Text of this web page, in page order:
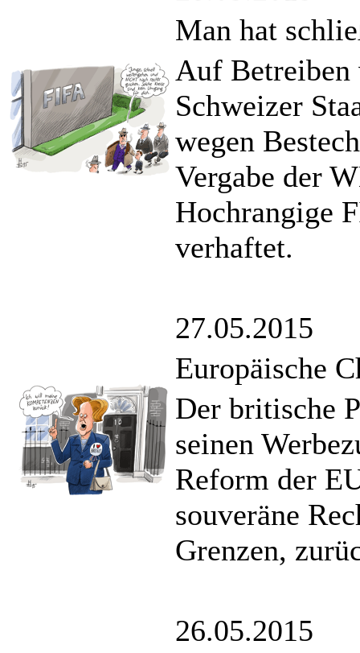
Man hat
Auf Betreiben
Schweizer
wegen
Vergabe der
Hochrangige
verhaftet.
27.05.2015
Europäische
Der britische
seinen
Reform der
souveräne
Grenzen,
26.05.2015